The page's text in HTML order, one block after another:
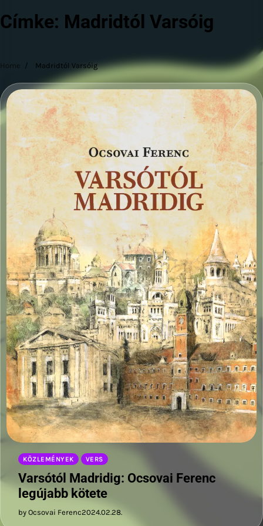
Címke: Madridtól Varsóig
Home Madridtól Varsóig
KÖZLEMÉNYEK VERS
Varsótól Madridig: Ocsovai Ferenc
legújabb kötete
by Ocsovai Ferenc2024.02.28.